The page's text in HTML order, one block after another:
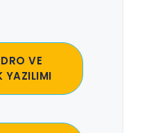
VE
YAZILIMI